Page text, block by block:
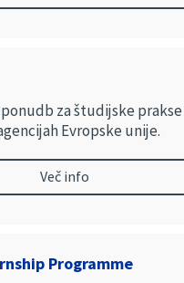
za študijske prakse
Evropske unije.
Več info
Programme